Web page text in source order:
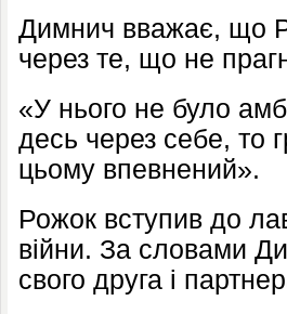
Димнич вважає, що
через те, що не
«У нього не було
десь через себе, то
цьому впевнений».
Рожок вступив до
війни. За словами
свого друга і